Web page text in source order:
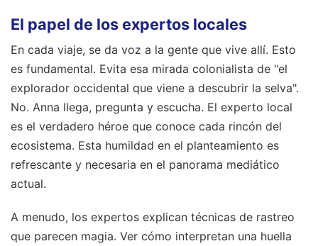
El papel de los expertos locales
En cada viaje, se da voz a la gente que vive allí. Esto
es fundamental. Evita esa mirada colonialista de "el
explorador occidental que viene a descubrir la selva".
No. Anna llega, pregunta y escucha. El experto local
es el verdadero héroe que conoce cada rincón del
ecosistema. Esta humildad en el planteamiento es
refrescante y necesaria en el panorama mediático
actual.
A menudo, los expertos explican técnicas de rastreo
que parecen magia. Ver cómo interpretan una huella